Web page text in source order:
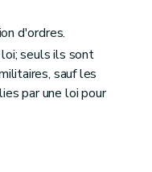
Des compétences des communautés
d'ordres.
seuls ils sont
sauf les
par une loi pour